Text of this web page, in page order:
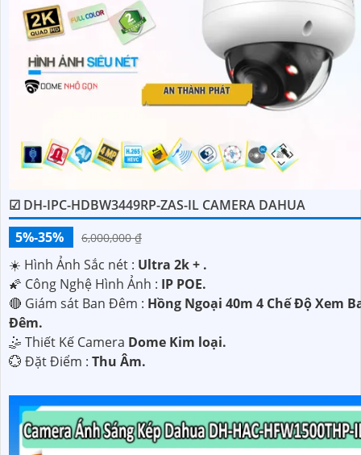
☑ DH-IPC-HDBW3449RP-ZAS-IL CAMERA DAHUA
5%-35%
6,000,000 ₫
☀️ Hình Ảnh Sắc nét : Ultra 2k + .
🌠 Công Nghệ Hình Ảnh : IP POE.
🔴 Giám sát Ban Đêm : Hồng Ngoại 40m 4 Chế Độ Xem
Đêm.
🤹 Thiết Kế Camera Dome Kim loại.
️💮 Đặt Điểm : Thu Âm.